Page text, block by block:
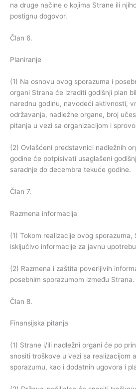
na druge načine o kojima Strane ili
postignu dogovor.
Član 6.
Planiranje
(1) Na osnovu ovog sporazuma i
organi Strana će izraditi godišnji plan
narednu godinu, navodeći aktivnosti,
održavanja, nadležne organe, broj
pitanja u vezi sa organizacijom i
(2) Ovlašćeni predstavnici nadležnih
godine će potpisivati usaglašeni
saradnje do decembra tekuće godine.
Član 7.
Razmena informacija
(1) Tokom realizacije ovog
isključivo informacije za javnu
(2) Razmena i zaštita poverljivih
posebnim sporazumom između Strana.
Član 8.
Finansijska pitanja
(1) Strane i/ili nadležni organi će po
snositi troškove u vezi sa realizacijom
sporazumu, kao i dodatnih ugovora i